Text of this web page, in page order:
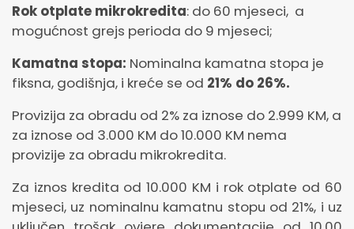
Rok otplate mikrokredita: do 60 mjeseci, a
mogućnost grejs perioda do 9 mjeseci;
Kamatna stopa: Nominalna kamatna stopa je
fiksna, godišnja, i kreće se od 21% do 26%.
Provizija za obradu od 2% za iznose do 2.999 KM, a
za iznose od 3.000 KM do 10.000 KM nema
provizije za obradu mikrokredita.
Za iznos kredita od 10.000 KM i rok otplate od 60
mjeseci, uz nominalnu kamatnu stopu od 21%, i uz